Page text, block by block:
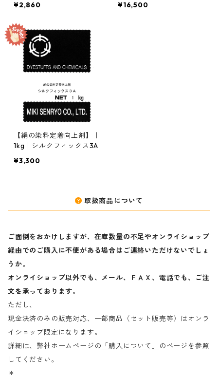
¥2,860 ¥16,500
【絹の染料定着向上剤】｜
1kg｜シルクフィックス3A
¥3,300
取扱商品について
ご面倒をおかけしますが、在庫数量の不足やオンライショップ
経由でのご購入に不便がある場合はご連絡いただけないでしょ
うか。
オンライショップ以外でも、メール、ＦＡＸ、電話でも、ご注
文を承っております。
ただし、
現金決済のみの販売対応、一部商品（セット販売等）はオンラ
イショップ限定になります。
詳細は、弊社ホームページの 「購入について」
のページを参照
してください。
＊